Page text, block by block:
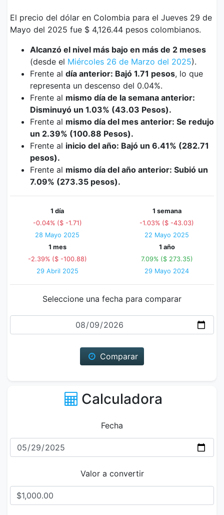
El precio del dólar en Colombia para el Jueves 29 de
Mayo del 2025 fue $ 4,126.44 pesos colombianos.
Alcanzó el nivel más bajo en más de 2 meses
(desde el Miércoles 26 de Marzo del 2025).
Frente al día anterior: Bajó 1.71 pesos, lo que
representa un descenso del 0.04%.
Frente al mismo día de la semana anterior:
Disminuyó un 1.03% (43.03 Pesos).
Frente al mismo día del mes anterior: Se redujo
un 2.39% (100.88 Pesos).
Frente al inicio del año: Bajó un 6.41% (282.71
pesos).
Frente al mismo día del año anterior: Subió un
7.09% (273.35 pesos).
1 día
-0.04% ($ -1.71)
28 Mayo 2025
1 semana
-1.03% ($ -43.03)
22 Mayo 2025
1 mes
-2.39% ($ -100.88)
29 Abril 2025
1 año
7.09% ($ 273.35)
29 Mayo 2024
Seleccione una fecha para comparar
Fecha
Comparar
Calculadora
Fecha
Valor a convertir